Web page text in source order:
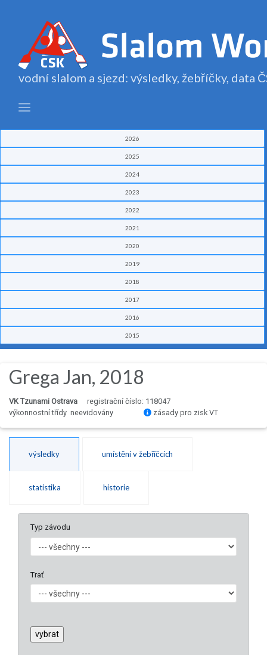
vodní slalom a sjezd: výsledky, žebříčky, data
2026
2025
2024
2023
2022
2021
2020
2019
2018
2017
2016
2015
Grega Jan, 2018
VK Tzunami Ostrava
registrační číslo: 118047
výkonnostní třídy neevidovány
zásady pro zisk VT
výsledky umístění v žebříčcích
statistika historie
Typ závodu
Trať